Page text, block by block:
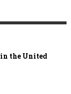
in the United